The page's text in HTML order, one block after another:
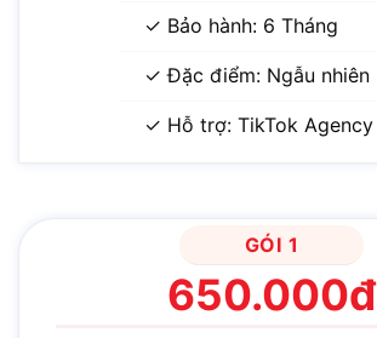
✓ Bảo hành: 6 Tháng
✓ Đặc điểm: Ngẫu nhiên
✓ Hỗ trợ: TikTok Agency
GÓI 1
650.000đ